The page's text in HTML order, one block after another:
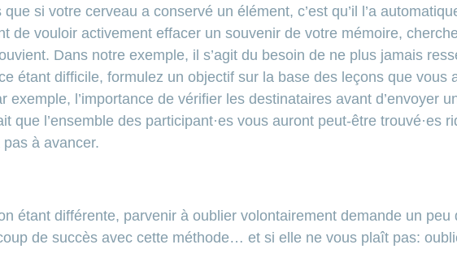
si votre cerveau a conservé un élément, c’est qu’il l’a
de vouloir activement effacer un souvenir de votre mémoire,
Dans notre exemple, il s’agit du besoin de ne plus jamais
étant difficile, formulez un objectif sur la base des leçons que vous
exemple, l’importance de vérifier les destinataires avant d’envoyer
que l’ensemble des participant·es vous auront peut-être trouvé·es
à avancer.
étant différente, parvenir à oublier volontairement demande un peu
de succès avec cette méthode… et si elle ne vous plaît pas: